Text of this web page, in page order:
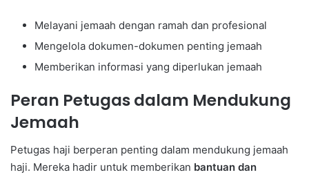
Melayani jemaah dengan ramah dan profesional
Mengelola dokumen-dokumen penting jemaah
Memberikan informasi yang diperlukan jemaah
Peran Petugas dalam Mendukung
Jemaah
Petugas haji berperan penting dalam mendukung jemaah
haji. Mereka hadir untuk memberikan bantuan dan